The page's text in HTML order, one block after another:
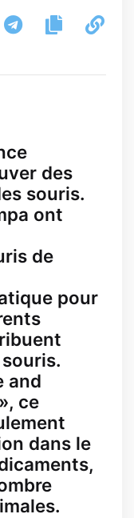
des
souris.
ont
de
pour
and
ce
dans le